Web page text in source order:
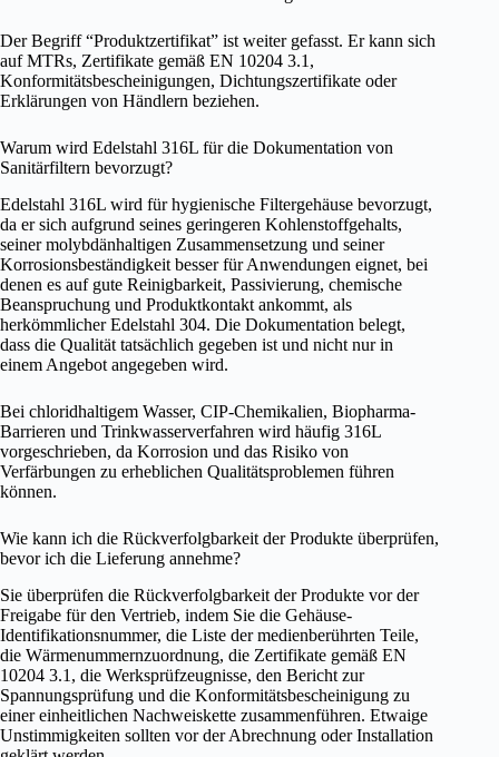
Der Begriff “Produktzertifikat” ist weiter gefasst. Er kann sich
auf MTRs, Zertifikate gemäß EN 10204 3.1,
Konformitätsbescheinigungen, Dichtungszertifikate oder
Erklärungen von Händlern beziehen.
Warum wird Edelstahl 316L für die Dokumentation von
Sanitärfiltern bevorzugt?
Edelstahl 316L wird für hygienische Filtergehäuse bevorzugt,
da er sich aufgrund seines geringeren Kohlenstoffgehalts,
seiner molybdänhaltigen Zusammensetzung und seiner
Korrosionsbeständigkeit besser für Anwendungen eignet, bei
denen es auf gute Reinigbarkeit, Passivierung, chemische
Beanspruchung und Produktkontakt ankommt, als
herkömmlicher Edelstahl 304. Die Dokumentation belegt,
dass die Qualität tatsächlich gegeben ist und nicht nur in
einem Angebot angegeben wird.
Bei chloridhaltigem Wasser, CIP-Chemikalien, Biopharma-
Barrieren und Trinkwasserverfahren wird häufig 316L
vorgeschrieben, da Korrosion und das Risiko von
Verfärbungen zu erheblichen Qualitätsproblemen führen
können.
Wie kann ich die Rückverfolgbarkeit der Produkte überprüfen,
bevor ich die Lieferung annehme?
Sie überprüfen die Rückverfolgbarkeit der Produkte vor der
Freigabe für den Vertrieb, indem Sie die Gehäuse-
Identifikationsnummer, die Liste der medienberührten Teile,
die Wärmenummernzuordnung, die Zertifikate gemäß EN
10204 3.1, die Werksprüfzeugnisse, den Bericht zur
Spannungsprüfung und die Konformitätsbescheinigung zu
einer einheitlichen Nachweiskette zusammenführen. Etwaige
Unstimmigkeiten sollten vor der Abrechnung oder Installation